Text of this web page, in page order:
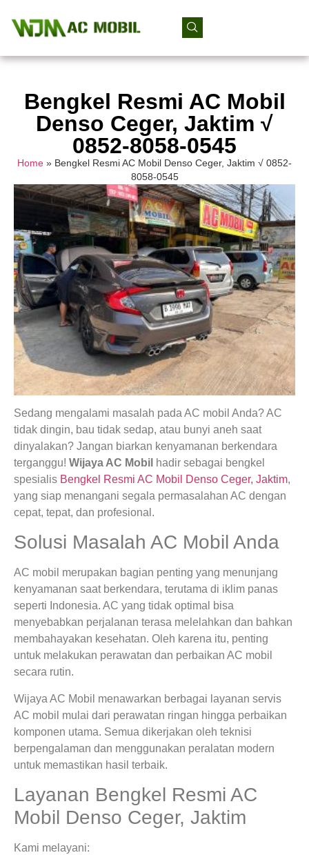
Bengkel Resmi AC Mobil
Denso Ceger, Jaktim √
0852-8058-0545
Home » Bengkel Resmi AC Mobil Denso Ceger, Jaktim √ 0852-
8058-0545
Sedang mengalami masalah pada AC mobil Anda? AC
tidak dingin, bau tidak sedap, atau bunyi aneh saat
dinyalakan? Jangan biarkan kenyamanan berkendara
terganggu! Wijaya AC Mobil hadir sebagai bengkel
spesialis Bengkel Resmi AC Mobil Denso Ceger, Jaktim,
yang siap menangani segala permasalahan AC dengan
cepat, tepat, dan profesional.
Solusi Masalah AC Mobil Anda
AC mobil merupakan bagian penting yang menunjang
kenyamanan saat berkendara, terutama di iklim panas
seperti Indonesia. AC yang tidak optimal bisa
menyebabkan perjalanan terasa melelahkan dan bahkan
membahayakan kesehatan. Oleh karena itu, penting
untuk melakukan perawatan dan perbaikan AC mobil
secara rutin.
Wijaya AC Mobil menawarkan berbagai layanan servis
AC mobil mulai dari perawatan ringan hingga perbaikan
komponen utama. Semua dikerjakan oleh teknisi
berpengalaman dan menggunakan peralatan modern
untuk memastikan hasil terbaik.
Layanan Bengkel Resmi AC
Mobil Denso Ceger, Jaktim
Kami melayani: